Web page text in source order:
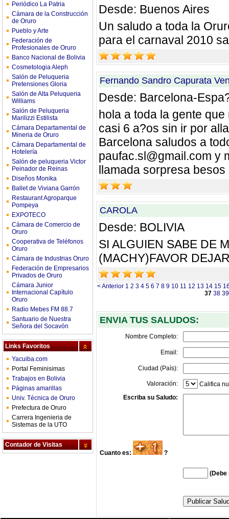
Periódico La Patria
Cámara de la Construcción
de Oruro
Pueblo y Arte
Federación de
Profesionales de Oruro
Banco Nacional de Bolivia
Cosmetologia Aleph
Salón de Peluqueria
Pretensiones Gloria
Salón de Alta Peluqueria
Williams
Salón de Peluqueria
Marilizzi Estilista
Cámara Departamental de
Mineria de Oruro
Cámara Departamental de
Hotelería
Salón de peluqueria Victor
Peinador de Reinas
Diseños Monika
Ballet de Viviana Garrón
Restaurant Agroparque
Pompeya
EXPOTECO
Cámara de Comercio de
Oruro
Cooperativa de Teléfonos
Oruro
Cámara de Industrias Oruro
Federación de Empresarios
Privados de Oruro
Cámara Junior
Internacional Capítulo
Oruro
Radio Mebes FM 88.7
Santuario de Nuestra
Señora del Socavón
Links Favoritos
Yacuiba.com
Portal Feminisimas
Trabajos en Bolivia
Páginas amarillas
Univ. Técnica de Oruro
Prefectura de Oruro
Carrera Ingenieria de
Sistemas de la UTO
Contador de Visitas
Desde: Buenos Aires
Un saludo a toda la
para el carnaval 2010
Fernando Sandro Capurata
Desde: Barcelona-
hola a toda la gente
casi 6 a?os sin ir por
Barcelona saludos a
paufac.sl@gmail.com y
llamada sorpresa besos
CAROLA
Desde: BOLIVIA
SI ALGUIEN SABE DE
(MACHY)FAVOR
< Anterior 1 2 3 4 5 6 7 8 9 10 11 12 13 14 15
37 38 39
ENVIA TUS SALUDOS:
Nombre Completo:
Email:
Ciudad (País):
Valoración:
Califica
Escriba su Saludo:
Cuanto es: ?
(Debe